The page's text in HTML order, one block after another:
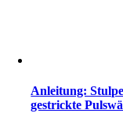
Anleitung:
gestrickte